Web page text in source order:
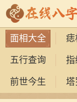
面相大全 痣
五行查询 指
前世今生 塔